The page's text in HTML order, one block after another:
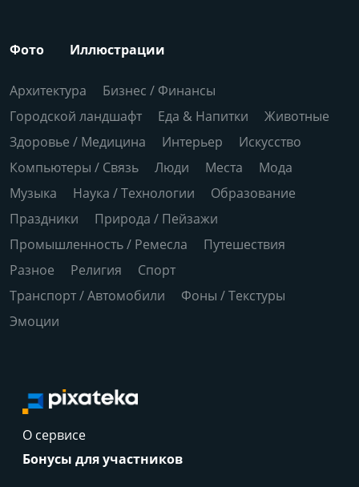
Фото Иллюстрации
Архитектура
Бизнес / Финансы
Городской ландшафт
Еда & Напитки
Животные
Здоровье / Медицина
Интерьер
Искусство
Компьютеры / Связь
Люди Места
Мода
Музыка
Наука / Технологии
Образование
Праздники
Природа / Пейзажи
Промышленность / Ремесла
Путешествия
Разное
Религия
Спорт
Транспорт / Автомобили
Фоны / Текстуры
Эмоции
О сервисе
Бонусы для участников